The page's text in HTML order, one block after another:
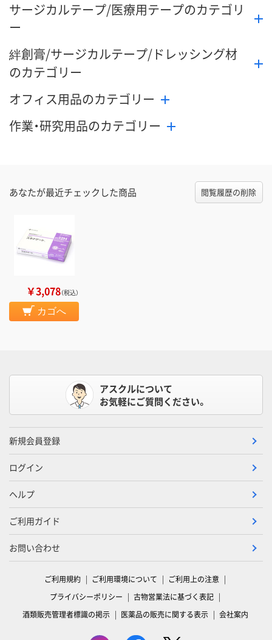
サージカルテープ/医療用テープのカテゴリ
ー
絆創膏/サージカルテープ/ドレッシング材
のカテゴリー
オフィス用品のカテゴリー
作業・研究用品のカテゴリー
あなたが最近チェックした商品 閲覧履歴の削除
￥3,078（税込）
カゴへ
アスクルについて
お気軽にご質問ください。
新規会員登録
ログイン
ヘルプ
ご利用ガイド
お問い合わせ
ご利用規約 ご利用環境について
ご利用上の注意
プライバシーポリシー
古物営業法に基づく表記
酒類販売管理者標識の掲示
医薬品の販売に関する表示 会社案内